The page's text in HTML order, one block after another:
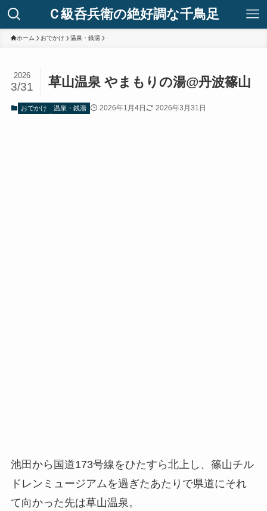
Ｃ級呑兵衛の絶好調な千鳥足
ホーム おでかけ 温泉・銭湯
草山温泉 やまもりの湯@丹波篠山
2026
3/31
おでかけ 温泉・銭湯 2026年1月4日 2026年3月31日
池田から国道173号線をひたすら北上し、篠山チル
ドレンミュージアムを過ぎたあたりで県道にそれ
て向かった先は草山温泉。